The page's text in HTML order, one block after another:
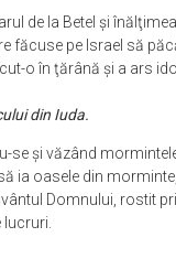
de la Betel şi
făcuse pe Israel să
o în ţărână şi a ars
din Iuda.
se şi văzând
ia oasele din
Domnului, rostit